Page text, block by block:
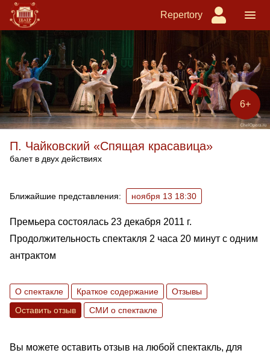
Repertory
6+
П. Чайковский «Спящая красавица»
балет в двух действиях
Ближайшие представления: ноября 13 18:30
Премьера состоялась 23 декабря 2011 г.
Продолжительность спектакля 2 часа 20 минут с одним
антрактом
О спектакле Краткое содержание
Отзывы
Оставить отзыв
СМИ о спектакле
Вы можете оставить отзыв на любой спектакль, для